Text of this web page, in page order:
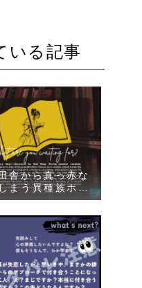
いる記事
舎から真っ赤な
まう異種族ホラ
】